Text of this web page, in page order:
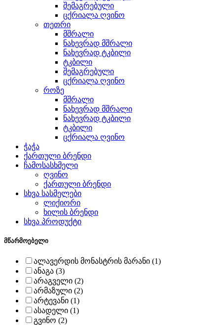
შემაგრებული
ცქრიალა ღვინო
თეთრი
მშრალი
ნახევრად მშრალი
ნახევრად ტკბილი
ტკბილი
შემაგრებული
ცქრიალა ღვინო
როზე
მშრალი
ნახევრად მშრალი
ნახევრად ტკბილი
ტკბილი
ცქრიალა ღვინო
ჭაჭა
ქართული ბრენდი
ჩამოსასხმელი
ღვინო
ქართული ბრენდი
სხვა სასმელები
ლიქიორი
ხილის ბრენდი
სხვა პროდუქტი
მწარმოებელი
ალავერდის მონასტრის მარანი (1)
ანაგა (3)
არაგველი (2)
არმაზული (2)
არტევანი (1)
ასადელი (1)
გვინო (2)